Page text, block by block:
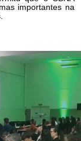
importantes na